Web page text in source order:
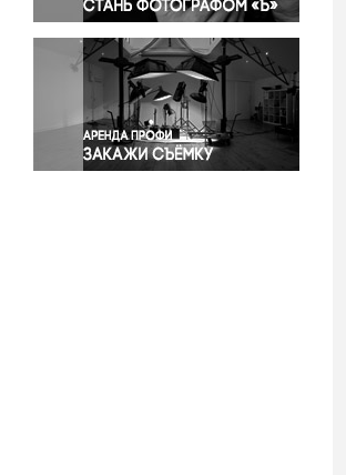
Религия
Светская жизнь
Спорт
Экология
Экономика и бизнес